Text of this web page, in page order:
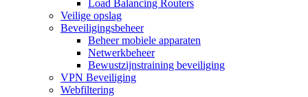
Load Balancing Routers
Veilige opslag
Beveiligingsbeheer
Beheer mobiele apparaten
Netwerkbeheer
Bewustzijnstraining beveiliging
VPN Beveiliging
Webfiltering